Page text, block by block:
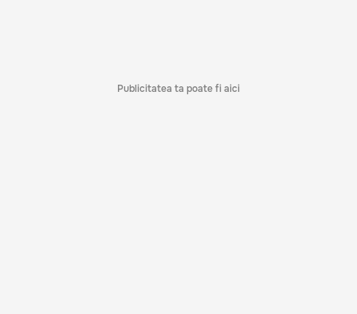
Publicitatea ta poate fi aici